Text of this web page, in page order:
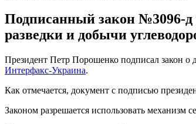
Подписанный закон №3096-д
разведки и добычи
Президент Петр Порошенко подписал закон о
Интерфакс-Украина.
Как отмечается, документ с подписью
Законом разрешается использовать механизм